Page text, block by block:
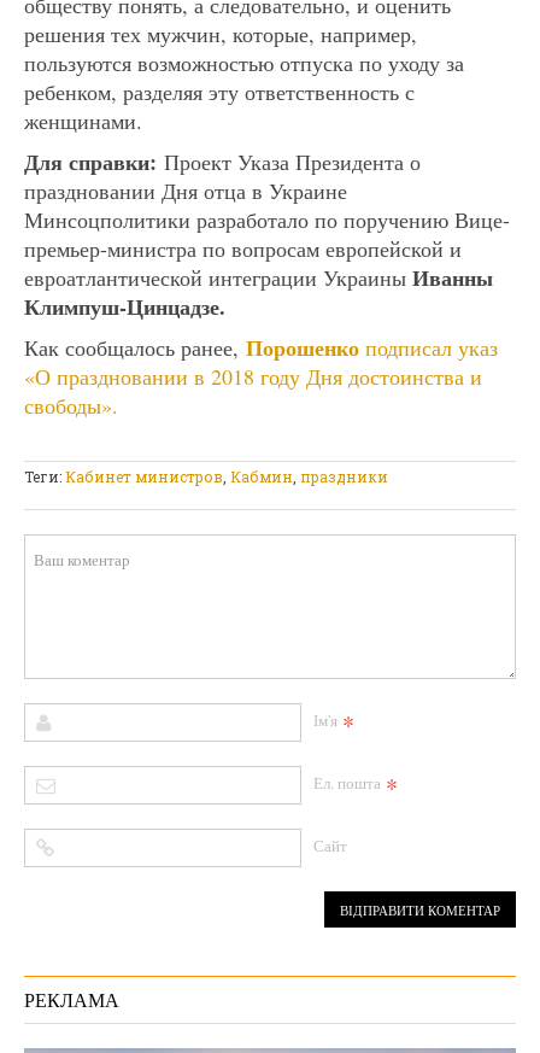
решения тех мужчин, которые, например,
пользуются возможностью отпуска по уходу за
ребенком, разделяя эту ответственность с
женщинами.
Для справки: Проект Указа Президента о
праздновании Дня отца в Украине
Минсоцполитики разработало по поручению Вице-
премьер-министра по вопросам европейской и
евроатлантической интеграции Украины Иванны
Климпуш-Цинцадзе.
Как сообщалось ранее, Порошенко подписал указ
«О праздновании в 2018 году Дня достоинства и
свободы».
Теги:Кабинет министров Кабмин праздники
Ім'я *
Ел. пошта *
Сайт
РЕКЛАМА